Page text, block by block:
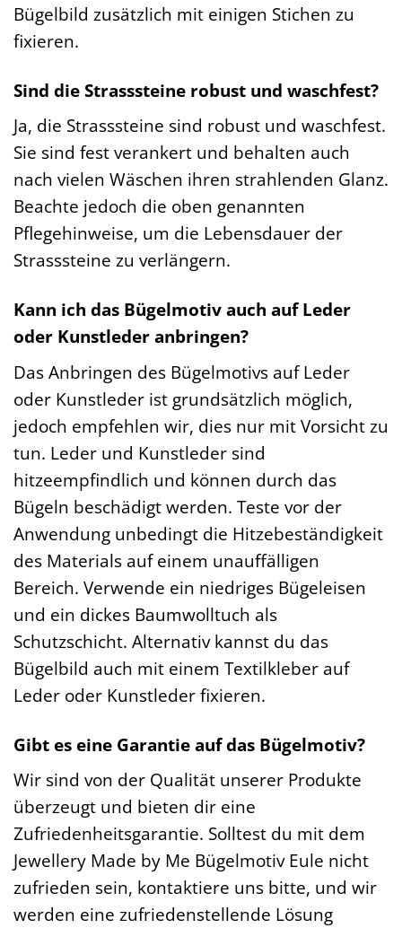
Bügelbild zusätzlich mit einigen Stichen zu
fixieren.
Sind die Strasssteine robust und waschfest?
Ja, die Strasssteine sind robust und waschfest.
Sie sind fest verankert und behalten auch
nach vielen Wäschen ihren strahlenden Glanz.
Beachte jedoch die oben genannten
Pflegehinweise, um die Lebensdauer der
Strasssteine zu verlängern.
Kann ich das Bügelmotiv auch auf Leder
oder Kunstleder anbringen?
Das Anbringen des Bügelmotivs auf Leder
oder Kunstleder ist grundsätzlich möglich,
jedoch empfehlen wir, dies nur mit Vorsicht zu
tun. Leder und Kunstleder sind
hitzeempfindlich und können durch das
Bügeln beschädigt werden. Teste vor der
Anwendung unbedingt die Hitzebeständigkeit
des Materials auf einem unauffälligen
Bereich. Verwende ein niedriges Bügeleisen
und ein dickes Baumwolltuch als
Schutzschicht. Alternativ kannst du das
Bügelbild auch mit einem Textilkleber auf
Leder oder Kunstleder fixieren.
Gibt es eine Garantie auf das Bügelmotiv?
Wir sind von der Qualität unserer Produkte
überzeugt und bieten dir eine
Zufriedenheitsgarantie. Solltest du mit dem
Jewellery Made by Me Bügelmotiv Eule nicht
zufrieden sein, kontaktiere uns bitte, und wir
werden eine zufriedenstellende Lösung